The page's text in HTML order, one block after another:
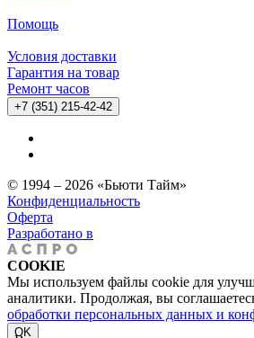
Помощь
Условия доставки
Гарантия на товар
Ремонт часов
+7 (351) 215-42-42
© 1994 – 2026 «Бьюти Тайм»
Конфиденциальность
Оферта
Разработано в
COOKIE
Мы используем файлы cookie для
аналитики. Продолжая, вы
обработки персональных данных и
OK